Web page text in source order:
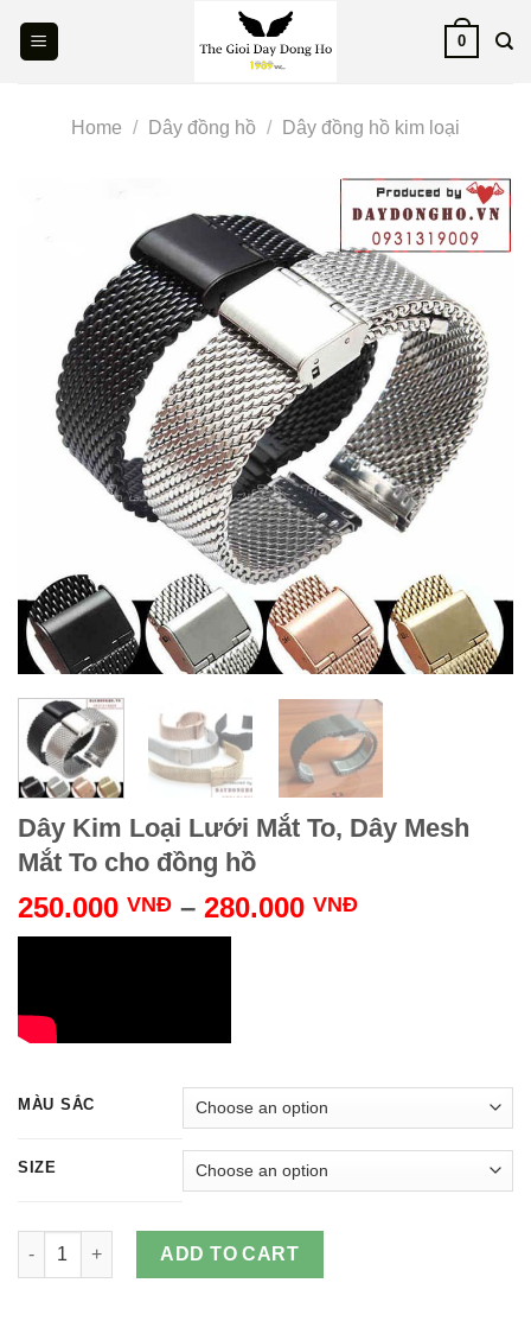
0
Home / Dây đồng hồ / Dây đồng hồ kim loại
Dây Kim Loại Lưới Mắt To, Dây Mesh
Mắt To cho đồng hồ
250.000 VNĐ – 280.000 VNĐ
MÀU SẮC
SIZE
Dây Kim Loại Lưới Mắt To, Dây Mesh Mắt To cho đồng hồ
ADD TO CART